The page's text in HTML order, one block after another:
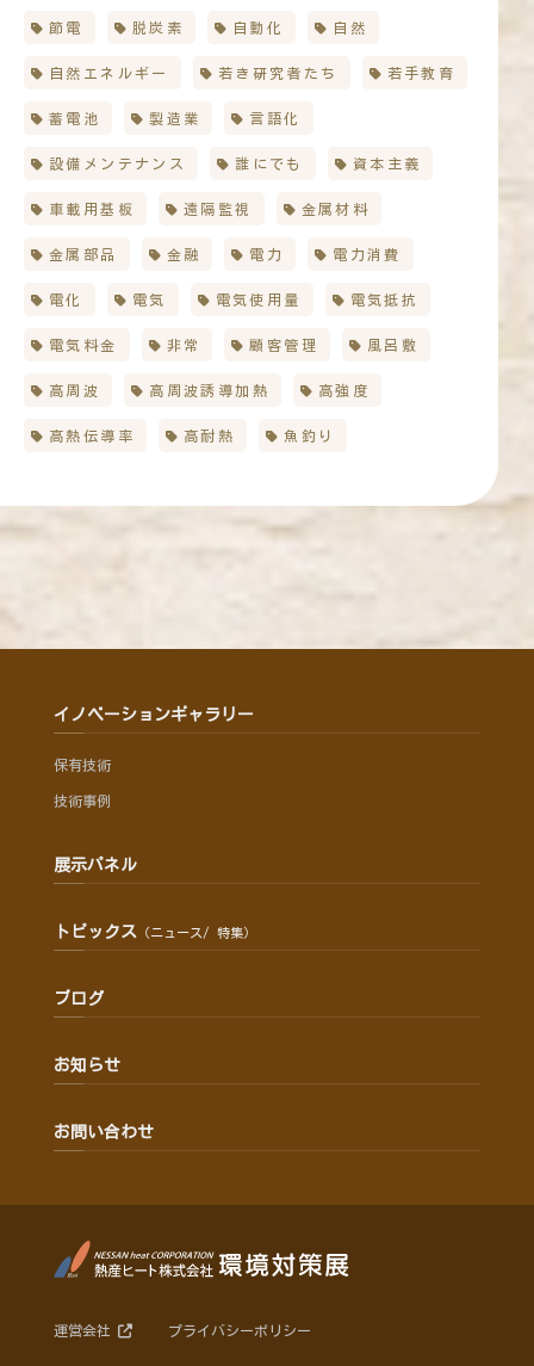
節電 脱炭素 自動化 自然
自然エネルギー 若き研究者たち 若手教育
蓄電池 製造業 言語化
設備メンテナンス 誰にでも 資本主義
車載用基板 遠隔監視 金属材料
金属部品 金融 電力 電力消費
電化 電気 電気使用量 電気抵抗
電気料金 非常 顧客管理 風呂敷
高周波 高周波誘導加熱 高強度
高熱伝導率 高耐熱 魚釣り
イノベーションギャラリー
保有技術
技術事例
展示パネル
トピックス （ニュース/ 特集）
ブログ
お知らせ
お問い合わせ
運営会社 プライバシーポリシー